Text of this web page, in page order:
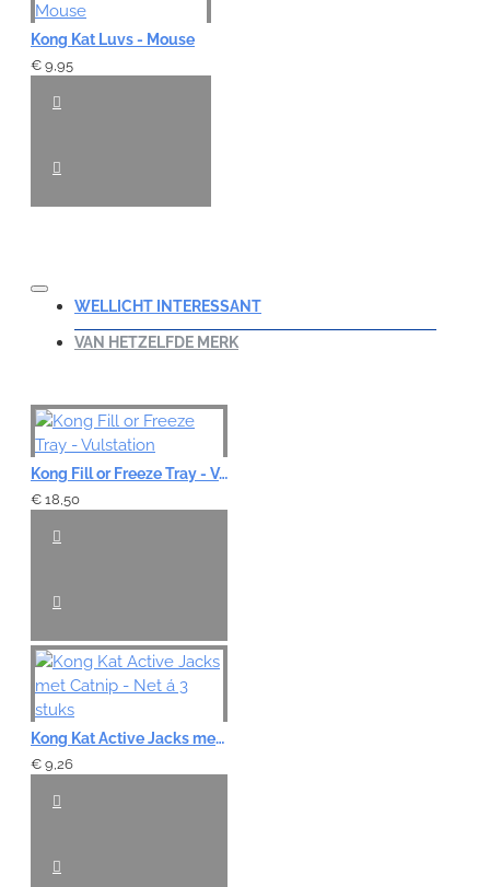
Kong Kat Luvs - Mouse
€ 9,95
WELLICHT INTERESSANT
VAN HETZELFDE MERK
Kong Fill or Freeze Tray - Vulstation
€ 18,50
Kong Kat Active Jacks met Catnip - Net á 3 stuks
€ 9,26